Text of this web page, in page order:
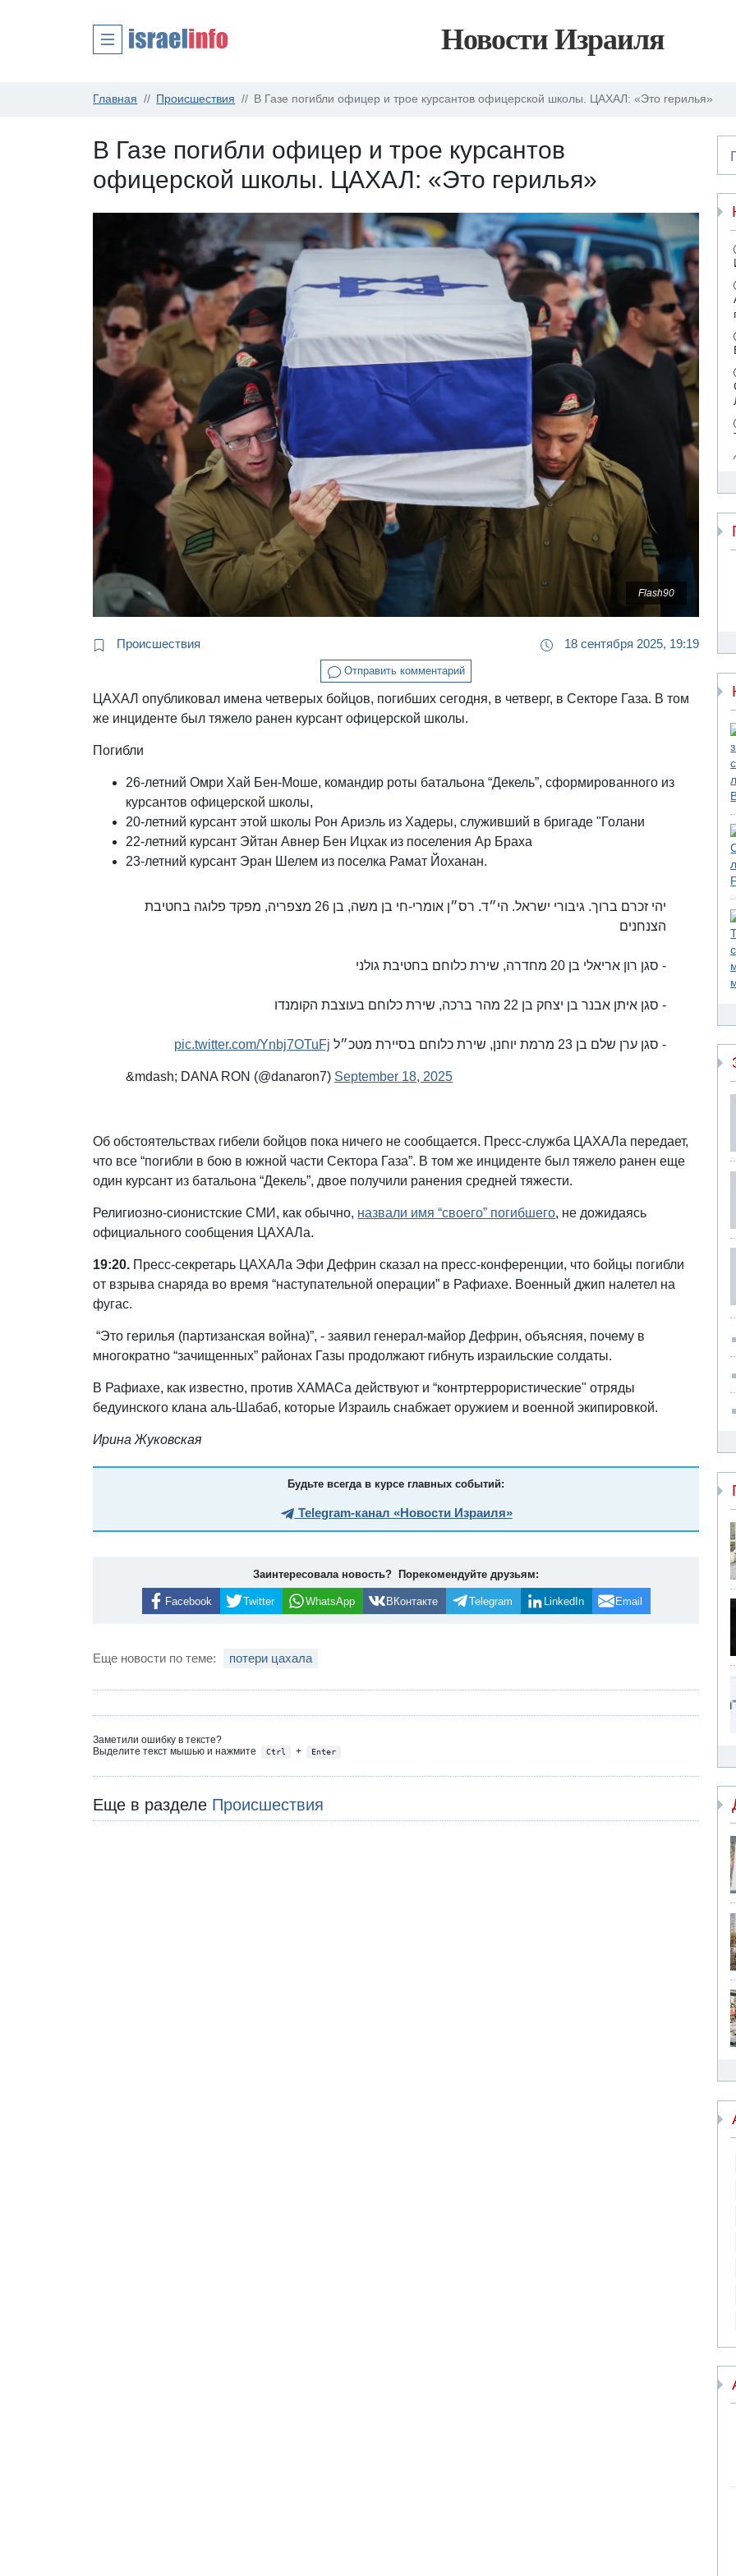
Новости Израиля
Главная Происшествия В Газе погибли офицер и трое курсантов офицерской школы. ЦАХАЛ: «Это герилья»
В Газе погибли офицер и трое курсантов
офицерской школы. ЦАХАЛ: «Это герилья»
Flash90
Происшествия 18 сентября 2025, 19:19
Отправить комментарий
ЦАХАЛ опубликовал имена четверых бойцов, погибших сегодня, в четверг, в Секторе Газа. В том
же инциденте был тяжело ранен курсант офицерской школы.
Погибли
26-летний Омри Хай Бен-Моше, командир роты батальона “Декель”, сформированного из
курсантов офицерской школы,
20-летний курсант этой школы Рон Ариэль из Хадеры, служивший в бригаде "Голани
22-летний курсант Эйтан Авнер Бен Ицхак из поселения Ар Браха
23-летний курсант Эран Шелем из поселка Рамат Йоханан.
יהי זכרם ברוך. גיבורי ישראל. הי״ד. רס״ן אומרי-חי בן משה, בן 26 מצפריה, מפקד פלוגה בחטיבת
הצנחנים
- סגן רון אריאלי בן 20 מחדרה, שירת כלוחם בחטיבת גולני
- סגן איתן אבנר בן יצחק בן 22 מהר ברכה, שירת כלוחם בעוצבת הקומנדו
- סגן ערן שלם בן 23 מרמת יוחנן, שירת כלוחם בסיירת מטכ״ל pic.twitter.com/Ynbj7OTuFj
&mdash; DANA RON (@danaron7) September 18, 2025
Об обстоятельствах гибели бойцов пока ничего не сообщается. Пресс-служба ЦАХАЛа передает,
что все “погибли в бою в южной части Сектора Газа”. В том же инциденте был тяжело ранен еще
один курсант из батальона “Декель”, двое получили ранения средней тяжести.
Религиозно-сионистские СМИ, как обычно, назвали имя “своего” погибшего, не дожидаясь
официального сообщения ЦАХАЛа.
19:20. Пресс-секретарь ЦАХАЛа Эфи Дефрин сказал на пресс-конференции, что бойцы погибли
от взрыва снаряда во время “наступательной операции” в Рафиахе. Военный джип налетел на
фугас.
“Это герилья (партизанская война)”, - заявил генерал-майор Дефрин, объясняя, почему в
многократно “зачищенных” районах Газы продолжают гибнуть израильские солдаты.
В Рафиахе, как известно, против ХАМАСа действуют и “контртеррористические" отряды
бедуинского клана аль-Шабаб, которые Израиль снабжает оружием и военной экипировкой.
Ирина Жуковская
Будьте всегда в курсе главных событий:
Telegram-канал «Новости Израиля»
Заинтересовала новость? Порекомендуйте друзьям:
Facebook Twitter WhatsApp ВКонтакте Telegram LinkedIn Email
Еще новости по теме: потери цахала
Заметили ошибку в тексте?
Выделите текст мышью и нажмите
Ctrl + Enter
Еще в разделе Происшествия